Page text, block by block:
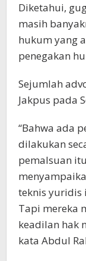
Diketahui,
masih
hukum yang
penegakan
Sejumlah
Jakpus pada
“Bahwa ada
dilakukan
pemalsuan
teknis yuridis
Tapi mereka
keadilan hak
kata Abdul